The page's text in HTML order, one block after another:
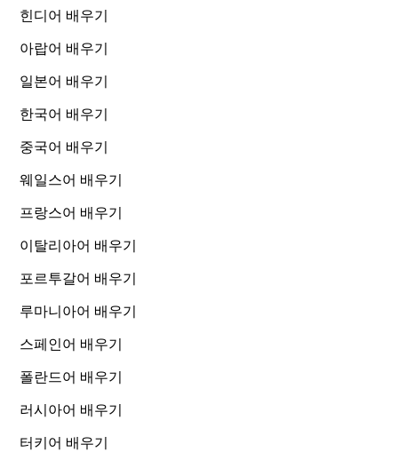
힌디어 배우기
아랍어 배우기
일본어 배우기
한국어 배우기
중국어 배우기
웨일스어 배우기
프랑스어 배우기
이탈리아어 배우기
포르투갈어 배우기
루마니아어 배우기
스페인어 배우기
폴란드어 배우기
러시아어 배우기
터키어 배우기